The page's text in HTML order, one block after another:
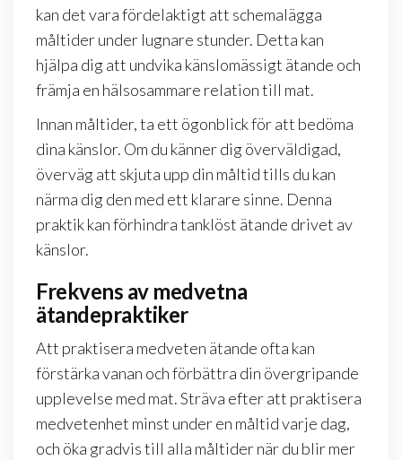
kan det vara fördelaktigt att schemalägga
måltider under lugnare stunder. Detta kan
hjälpa dig att undvika känslomässigt ätande och
främja en hälsosammare relation till mat.
Innan måltider, ta ett ögonblick för att bedöma
dina känslor. Om du känner dig överväldigad,
överväg att skjuta upp din måltid tills du kan
närma dig den med ett klarare sinne. Denna
praktik kan förhindra tanklöst ätande drivet av
känslor.
Frekvens av medvetna
ätandepraktiker
Att praktisera medveten ätande ofta kan
förstärka vanan och förbättra din övergripande
upplevelse med mat. Sträva efter att praktisera
medvetenhet minst under en måltid varje dag,
och öka gradvis till alla måltider när du blir mer